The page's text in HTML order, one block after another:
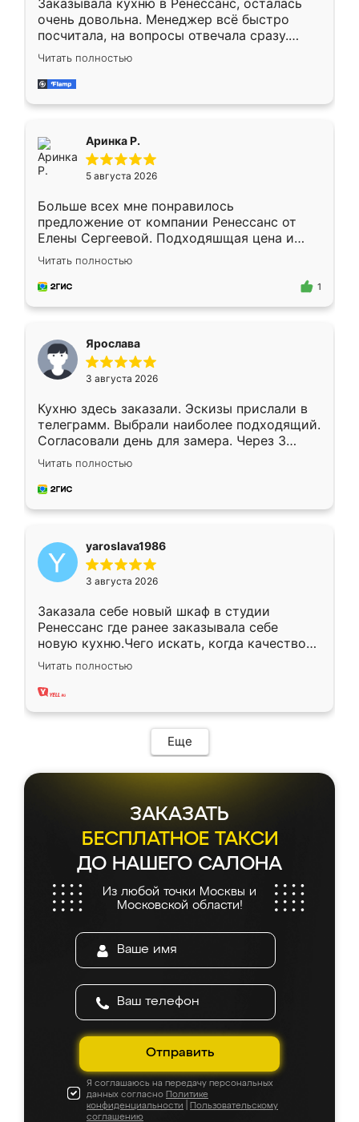
Заказывала кухню в Ренессанс, осталась
очень довольна. Менеджер всё быстро
посчитала, на вопросы отвечала сразу.
Замерщик приехал в субботу, подошёл к
делу со всей ответственностью. Собрали
за день, ребята работали аккуратно, даже
Читать полностью
Аринка Р.
5 августа 2026
Больше всех мне понравилось
предложение от компании Ренессанс от
Елены Сергеевой. Подходяшщая цена и
короткие сроки изготовления. Приехавший
для замера сотрудник Владислав
предложил по моему эскизу самый
Читать полностью
1
Ярослава
3 августа 2026
Кухню здесь заказали. Эскизы прислали в
телеграмм. Выбрали наиболее подходящий.
Согласовали день для замера. Через 3
недели кухня была уже готова. Остались
довольны работой. Спасибо Ренессанс
мебель за качественную работу!
Читать полностью
yaroslava1986
3 августа 2026
Заказала себе новый шкаф в студии
Ренессанс где ранее заказывала себе
новую кухню.Чего искать, когда качеством
вполне довольна. Служит кухня уже почти
два года, нареканий нет.
Читать полностью
Еще
ЗАКАЗАТЬ
БЕСПЛАТНОЕ ТАКСИ
ДО НАШЕГО САЛОНА
Из любой точки Москвы и
Московской области!
Отправить
Я соглашаюсь на передачу персональных
данных согласно Политике
конфиденциальности
Пользовательскому
соглашению